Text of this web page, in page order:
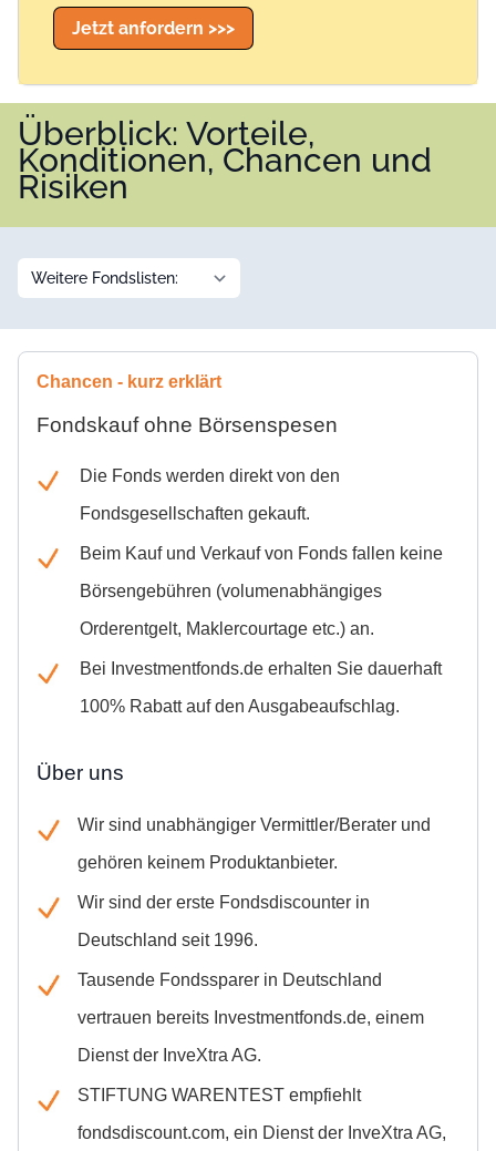
Jetzt anfordern >>>
Überblick: Vorteile,
Konditionen, Chancen und
Risiken
Chancen - kurz erklärt
Fondskauf ohne Börsenspesen
Die Fonds werden direkt von den
Fondsgesellschaften gekauft.
Beim Kauf und Verkauf von Fonds fallen keine
Börsengebühren (volumenabhängiges
Orderentgelt, Maklercourtage etc.) an.
Bei Investmentfonds.de erhalten Sie dauerhaft
100% Rabatt auf den Ausgabeaufschlag.
Über uns
Wir sind unabhängiger Vermittler/Berater und
gehören keinem Produktanbieter.
Wir sind der erste Fondsdiscounter in
Deutschland seit 1996.
Tausende Fondssparer in Deutschland
vertrauen bereits Investmentfonds.de, einem
Dienst der InveXtra AG.
STIFTUNG WARENTEST empfiehlt
fondsdiscount.com, ein Dienst der InveXtra AG,